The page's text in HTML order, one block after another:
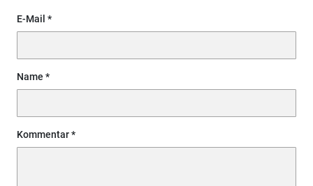
E-Mail
Name
Kommentar